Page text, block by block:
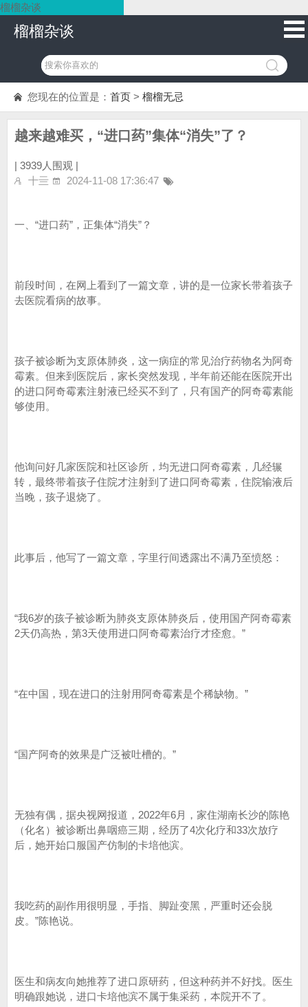
榴榴杂谈
榴榴杂谈
您现在的位置是： 首页 > 榴榴无忌
越来越难买，“进口药”集体“消失”了？
| 3939人围观 |
十亖
2024-11-08 17:36:47
一、“进口药”，正集体“消失”？
前段时间，在网上看到了一篇文章，讲的是一位家长带着孩子
去医院看病的故事。
孩子被诊断为支原体肺炎，这一病症的常见治疗药物名为阿奇
霉素。但来到医院后，家长突然发现，半年前还能在医院开出
的进口阿奇霉素注射液已经买不到了，只有国产的阿奇霉素能
够使用。
他询问好几家医院和社区诊所，均无进口阿奇霉素，几经辗
转，最终带着孩子住院才注射到了进口阿奇霉素，住院输液后
当晚，孩子退烧了。
此事后，他写了一篇文章，字里行间透露出不满乃至愤怒：
“我6岁的孩子被诊断为肺炎支原体肺炎后，使用国产阿奇霉素
2天仍高热，第3天使用进口阿奇霉素治疗才痊愈。”
“在中国，现在进口的注射用阿奇霉素是个稀缺物。”
“国产阿奇的效果是广泛被吐槽的。”
无独有偶，据央视网报道，2022年6月，家住湖南长沙的陈艳
（化名）被诊断出鼻咽癌三期，经历了4次化疗和33次放疗
后，她开始口服国产仿制的卡培他滨。
我吃药的副作用很明显，手指、脚趾变黑，严重时还会脱
皮。”陈艳说。
医生和病友向她推荐了进口原研药，但这种药并不好找。医生
明确跟她说，进口卡培他滨不属于集采药，本院开不了。